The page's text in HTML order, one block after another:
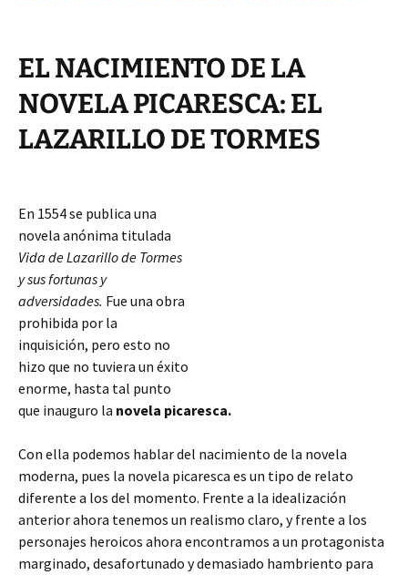
EL NACIMIENTO DE LA
NOVELA PICARESCA: EL
LAZARILLO DE TORMES
En 1554 se publica una
novela anónima titulada
Vida de Lazarillo de Tormes
y sus fortunas y
adversidades. Fue una obra
prohibida por la
inquisición, pero esto no
hizo que no tuviera un éxito
enorme, hasta tal punto
que inauguro la novela picaresca.
Con ella podemos hablar del nacimiento de la novela
moderna, pues la novela picaresca es un tipo de relato
diferente a los del momento. Frente a la idealización
anterior ahora tenemos un realismo claro, y frente a los
personajes heroicos ahora encontramos a un protagonista
marginado, desafortunado y demasiado hambriento para